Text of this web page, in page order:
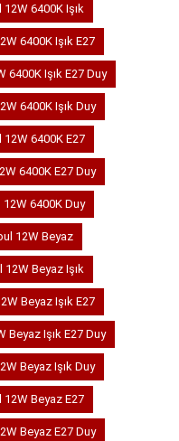
6400K Işık
6400K Işık E27
6400K Işık E27 Duy
6400K Işık Duy
6400K E27
6400K E27 Duy
6400K Duy
12W Beyaz
Beyaz Işık
Beyaz Işık E27
Beyaz Işık E27 Duy
Beyaz Işık Duy
12W Beyaz E27
Beyaz E27 Duy